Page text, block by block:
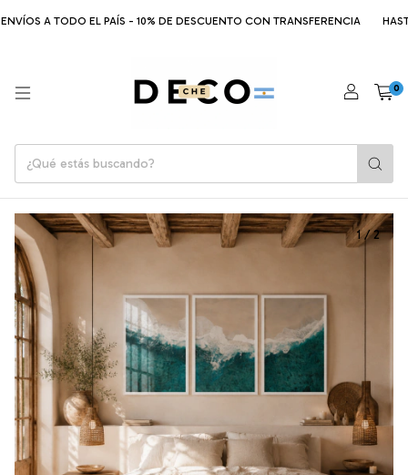
A TODO EL PAÍS - 10% DE DESCUENTO CON TRANSFERENCIA HASTA
0
1/2